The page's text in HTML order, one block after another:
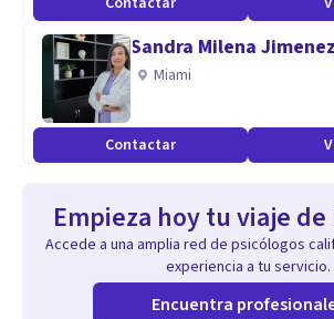
Sandra Milena
Miami
Contactar
Empieza hoy tu viaje
Accede a una amplia red de psicólogos
experiencia a tu servicio.
Encuentra